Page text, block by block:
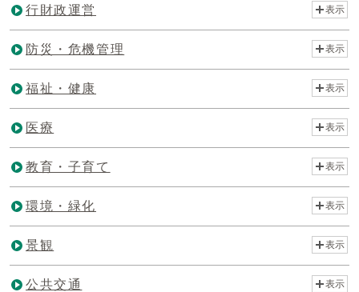
行財政運営 表示
防災・危機管理 表示
福祉・健康 表示
医療 表示
教育・子育て 表示
環境・緑化 表示
景観 表示
公共交通 表示